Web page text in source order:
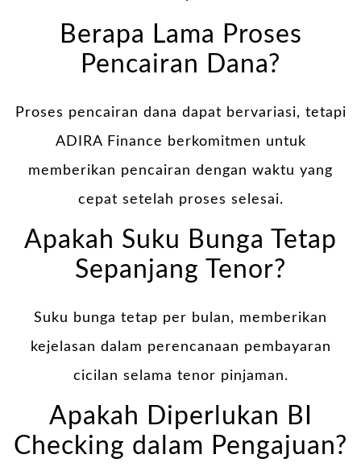
Berapa Lama Proses
Pencairan Dana?
Proses pencairan dana dapat bervariasi, tetapi
ADIRA Finance berkomitmen untuk
memberikan pencairan dengan waktu yang
cepat setelah proses selesai.
Apakah Suku Bunga Tetap
Sepanjang Tenor?
Suku bunga tetap per bulan, memberikan
kejelasan dalam perencanaan pembayaran
cicilan selama tenor pinjaman.
Apakah Diperlukan BI
Checking dalam Pengajuan?